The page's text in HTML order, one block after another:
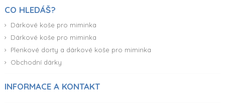
CO HLEDÁŠ?
Dárkové koše pro miminka
Dárkové koše pro miminka
Plenkové dorty a dárkové koše pro miminka
Obchodní dárky
INFORMACE A KONTAKT